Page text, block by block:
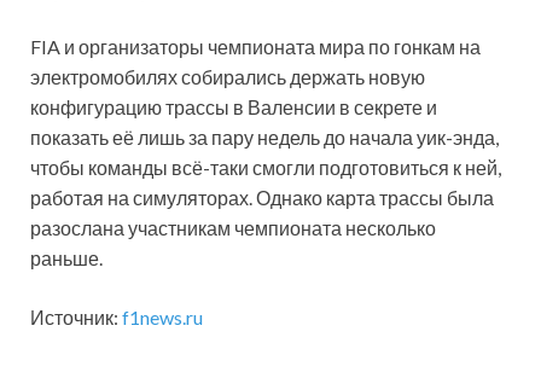
FIA и организаторы чемпионата мира по гонкам на
электромобилях собирались держать новую
конфигурацию трассы в Валенсии в секрете и
показать её лишь за пару недель до начала уик-энда,
чтобы команды всё-таки смогли подготовиться к ней,
работая на симуляторах. Однако карта трассы была
разослана участникам чемпионата несколько
раньше.
Источник: f1news.ru